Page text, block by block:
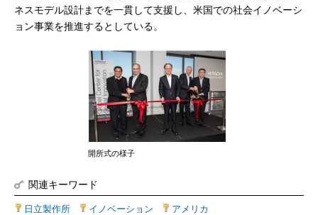
ネスモデル設計までを一貫して支援し、米国での社会イノベーシ
ョン事業を推進するとしている。
開所式の様子
関連キーワード
日立製作所 イノベーション アメリカ